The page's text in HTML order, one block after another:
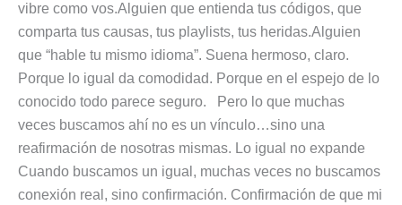
vibre como vos.Alguien que entienda tus códigos, que
comparta tus causas, tus playlists, tus heridas.Alguien
que “hable tu mismo idioma”. Suena hermoso, claro.
Porque lo igual da comodidad. Porque en el espejo de lo
conocido todo parece seguro. Pero lo que muchas
veces buscamos ahí no es un vínculo…sino una
reafirmación de nosotras mismas. Lo igual no expande
Cuando buscamos un igual, muchas veces no buscamos
conexión real, sino confirmación. Confirmación de que mi
ideal